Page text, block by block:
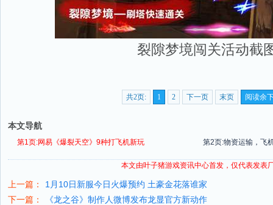
裂隙梦境闯关活动截
共2页: 1 2 下一页 末页 阅读余
本文导航
第1页:网易《爆裂天空》9种打飞机新玩 第2页:物资运输，飞
本文由叶子猪游戏资讯中心首发，仅代表发表
上一篇：
1月10日新服今日火爆预约 土豪金花落谁家
下一篇：
《龙之谷》制作人微博发布龙显官方新动作